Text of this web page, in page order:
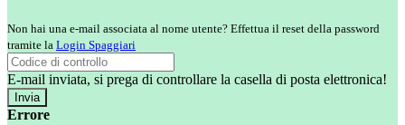
Non hai una e-mail associata al nome utente? Effettua il reset della password
tramite la Login Spaggiari
E-mail inviata, si prega di controllare la casella di posta elettronica!
Errore